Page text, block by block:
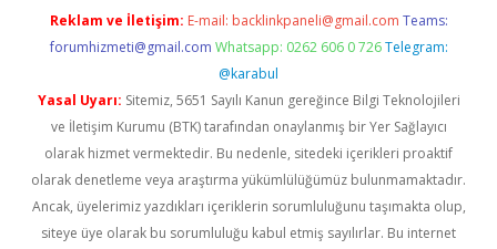
Reklam ve İletişim: E-mail: backlinkpaneli@gmail.com Teams:
forumhizmeti@gmail.com Whatsapp: 0262 606 0 726 Telegram:
@karabul
Yasal Uyarı: Sitemiz, 5651 Sayılı Kanun gereğince Bilgi Teknolojileri
ve İletişim Kurumu (BTK) tarafından onaylanmış bir Yer Sağlayıcı
olarak hizmet vermektedir. Bu nedenle, sitedeki içerikleri proaktif
olarak denetleme veya araştırma yükümlülüğümüz bulunmamaktadır.
Ancak, üyelerimiz yazdıkları içeriklerin sorumluluğunu taşımakta olup,
siteye üye olarak bu sorumluluğu kabul etmiş sayılırlar. Bu internet